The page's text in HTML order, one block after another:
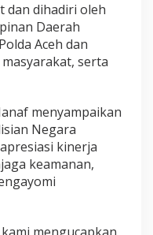
dan dihadiri oleh
Daerah
Aceh dan
serta
menyampaikan
Negara
kinerja
keamanan,